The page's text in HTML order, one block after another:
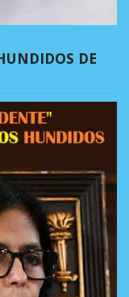
DE